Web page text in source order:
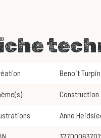
Benoit Turpin
Construction
Anne